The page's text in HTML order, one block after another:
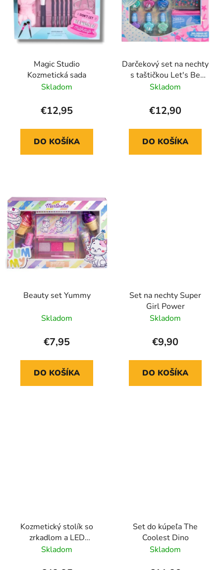
Magic Studio
Kozmetická sada
Skladom
€12,95
DO KOŠÍKA
Darčekový set na nechty
s taštičkou Let's Be
Mermaids
Skladom
€12,90
DO KOŠÍKA
Beauty set Yummy
Skladom
€7,95
DO KOŠÍKA
Set na nechty Super
Girl Power
Skladom
€9,90
DO KOŠÍKA
Kozmetický stolík so
zrkadlom a LED
osvetlením
Skladom
Set do kúpeľa The
Coolest Dino
Skladom